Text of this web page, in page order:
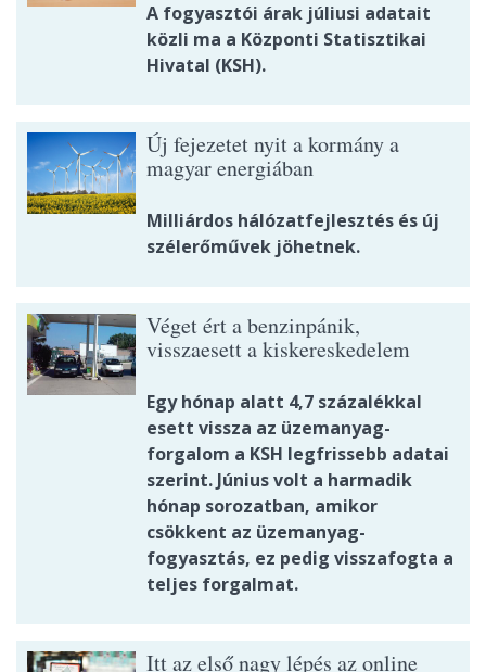
A fogyasztói árak júliusi adatait
közli ma a Központi Statisztikai
Hivatal (KSH).
Új fejezetet nyit a kormány a
magyar energiában
Milliárdos hálózatfejlesztés és új
szélerőművek jöhetnek.
Véget ért a benzinpánik,
visszaesett a kiskereskedelem
Egy hónap alatt 4,7 százalékkal
esett vissza az üzemanyag-
forgalom a KSH legfrissebb adatai
szerint. Június volt a harmadik
hónap sorozatban, amikor
csökkent az üzemanyag-
fogyasztás, ez pedig visszafogta a
teljes forgalmat.
Itt az első nagy lépés az online